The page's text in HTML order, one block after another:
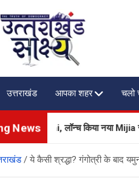
Portal
उत्तराखंड
आपका शहर चलो
News
लॉन्च किया नया Mijia सब-ब्रांड
ये कैसी श्रद्धा? गंगोत्री के बाद